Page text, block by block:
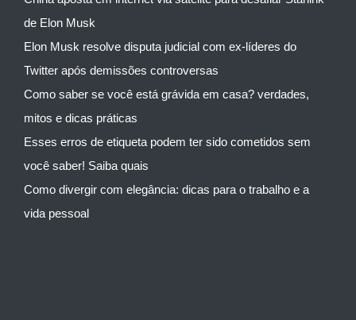
de Elon Musk
Elon Musk resolve disputa judicial com ex-líderes do
Twitter após demissões controversas
Como saber se você está grávida em casa? verdades,
mitos e dicas práticas
Esses erros de etiqueta podem ter sido cometidos sem
você saber! Saiba quais
Como divergir com elegância: dicas para o trabalho e a
vida pessoal